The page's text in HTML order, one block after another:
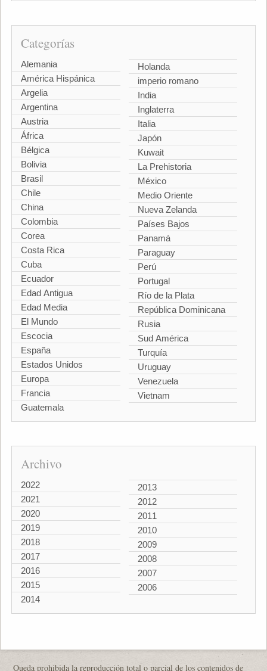
Categorías
Alemania
América Hispánica
Argelia
Argentina
Austria
África
Bélgica
Bolivia
Brasil
Chile
China
Colombia
Corea
Costa Rica
Cuba
Ecuador
Edad Antigua
Edad Media
El Mundo
Escocia
España
Estados Unidos
Europa
Francia
Guatemala
Holanda
imperio romano
India
Inglaterra
Italia
Japón
Kuwait
La Prehistoria
México
Medio Oriente
Nueva Zelanda
Países Bajos
Panamá
Paraguay
Perú
Portugal
Río de la Plata
República Dominicana
Rusia
Sud América
Turquía
Uruguay
Venezuela
Vietnam
Archivo
2022
2021
2020
2019
2018
2017
2016
2015
2014
2013
2012
2011
2010
2009
2008
2007
2006
Queda prohibida la reproducción total o parcial de los contenidos de